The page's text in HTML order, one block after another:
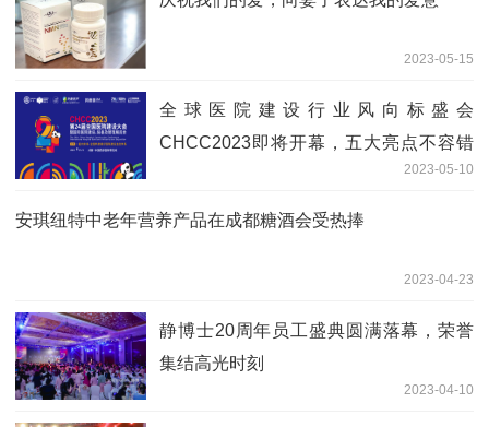
2023-05-15
全球医院建设行业风向标盛会
CHCC2023即将开幕，五大亮点不容错
2023-05-10
安琪纽特中老年营养产品在成都糖酒会受热捧
2023-04-23
静博士20周年员工盛典圆满落幕，荣誉
集结高光时刻
2023-04-10